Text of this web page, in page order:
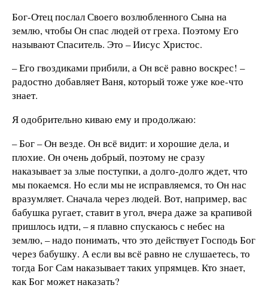
Бог-Отец послал Своего возлюбленного Сына на
землю, чтобы Он спас людей от греха. Поэтому Его
называют Спаситель. Это – Иисус Христос.
– Его гвоздиками прибили, а Он всё равно воскрес! –
радостно добавляет Ваня, который тоже уже кое-что
знает.
Я одобрительно киваю ему и продолжаю:
– Бог – Он везде. Он всё видит: и хорошие дела, и
плохие. Он очень добрый, поэтому не сразу
наказывает за злые поступки, а долго-долго ждет, что
мы покаемся. Но если мы не исправляемся, то Он нас
вразумляет. Сначала через людей. Вот, например, вас
бабушка ругает, ставит в угол, вчера даже за крапивой
пришлось идти, – я плавно спускаюсь с небес на
землю, – надо понимать, что это действует Господь Бог
через бабушку. А если вы всё равно не слушаетесь, то
тогда Бог Сам наказывает таких упрямцев. Кто знает,
как Бог может наказать?